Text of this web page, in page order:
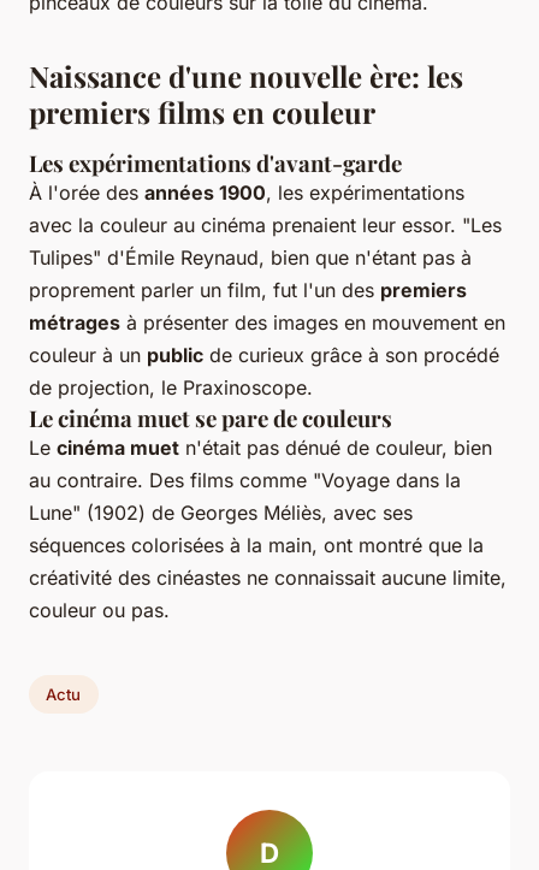
Naissance d'une nouvelle ère: les
premiers films en couleur
Les expérimentations d'avant-garde
À l'orée des années 1900, les expérimentations
avec la couleur au cinéma prenaient leur essor. "Les
Tulipes" d'Émile Reynaud, bien que n'étant pas à
proprement parler un film, fut l'un des premiers
métrages à présenter des images en mouvement en
couleur à un public de curieux grâce à son procédé
de projection, le Praxinoscope.
Le cinéma muet se pare de couleurs
Le cinéma muet n'était pas dénué de couleur, bien
au contraire. Des films comme "Voyage dans la
Lune" (1902) de Georges Méliès, avec ses
séquences colorisées à la main, ont montré que la
créativité des cinéastes ne connaissait aucune limite,
couleur ou pas.
Actu
D